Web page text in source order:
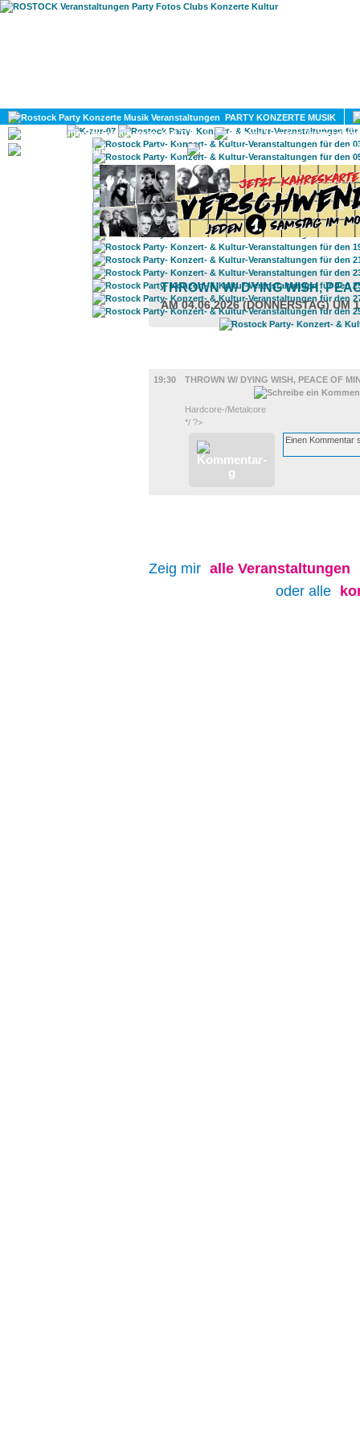
PARTY KONZERTE MUSIK
KULTUR
GAY
THROWN W/ DYING WISH,
AM 04.06.2026 (DONNERSTAG) UM
19:30
THROWN W/ DYING WISH, PEACE OF
Hardcore-/Metalcore
*/ ?>
Zeig mir alle Veranstaltungen
oder alle